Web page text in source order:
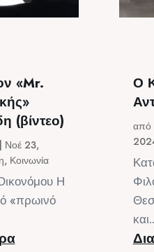
«Mr.
(βίντεο)
| Νοέ 23,
, Κοινωνία
Η
«πρωινό
Ο
από